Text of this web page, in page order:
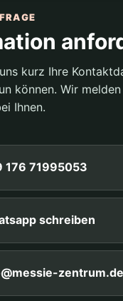
kurz Ihre
können. Wir melden
Ihnen.
176 71995053
schreiben
zentrum.de